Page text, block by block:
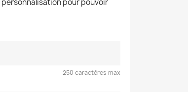
pour pouvoir
250 caractères max